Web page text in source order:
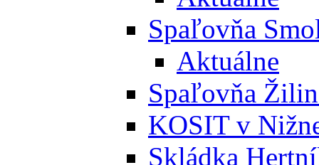
Spaľovňa
Aktuálne
Spaľovňa
KOSIT v
Skládka